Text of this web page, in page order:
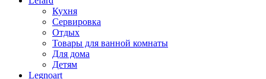
Кухня
Сервировка
Отдых
Товары для ванной комнаты
Для дома
Детям
Legnoart